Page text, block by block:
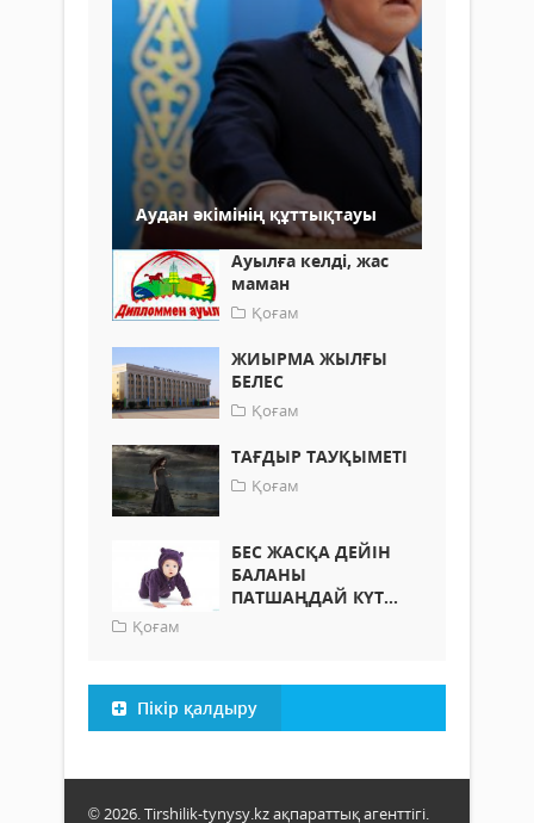
Аудан әкімінің құттықтауы
Ауылға келді, жас
маман
Қоғам
ЖИЫРМА ЖЫЛҒЫ
БЕЛЕС
Қоғам
ТАҒДЫР ТАУҚЫМЕТІ
Қоғам
БЕС ЖАСҚА ДЕЙІН
БАЛАНЫ
ПАТШАҢДАЙ КҮТ...
Қоғам
Пікір қалдыру
© 2026. Tirshilik-tynysy.kz ақпараттық агенттігі.